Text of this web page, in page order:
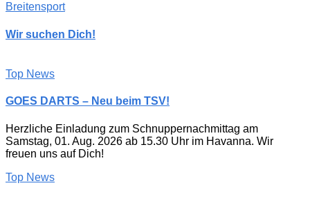
Breitensport
Wir suchen Dich!
Top News
GOES DARTS – Neu beim TSV!
Herzliche Einladung zum Schnuppernachmittag am
Samstag, 01. Aug. 2026 ab 15.30 Uhr im Havanna. Wir
freuen uns auf Dich!
Top News